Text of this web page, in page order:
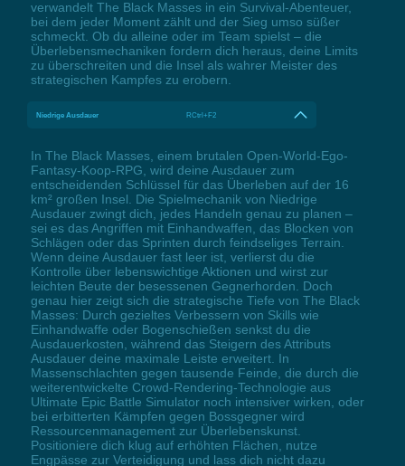
verwandelt The Black Masses in ein Survival-Abenteuer,
bei dem jeder Moment zählt und der Sieg umso süßer
schmeckt. Ob du alleine oder im Team spielst – die
Überlebensmechaniken fordern dich heraus, deine Limits
zu überschreiten und die Insel als wahrer Meister des
strategischen Kampfes zu erobern.
Niedrige Ausdauer RCtrl+F2
In The Black Masses, einem brutalen Open-World-Ego-
Fantasy-Koop-RPG, wird deine Ausdauer zum
entscheidenden Schlüssel für das Überleben auf der 16
km² großen Insel. Die Spielmechanik von Niedrige
Ausdauer zwingt dich, jedes Handeln genau zu planen –
sei es das Angriffen mit Einhandwaffen, das Blocken von
Schlägen oder das Sprinten durch feindseliges Terrain.
Wenn deine Ausdauer fast leer ist, verlierst du die
Kontrolle über lebenswichtige Aktionen und wirst zur
leichten Beute der besessenen Gegnerhorden. Doch
genau hier zeigt sich die strategische Tiefe von The Black
Masses: Durch gezieltes Verbessern von Skills wie
Einhandwaffe oder Bogenschießen senkst du die
Ausdauerkosten, während das Steigern des Attributs
Ausdauer deine maximale Leiste erweitert. In
Massenschlachten gegen tausende Feinde, die durch die
weiterentwickelte Crowd-Rendering-Technologie aus
Ultimate Epic Battle Simulator noch intensiver wirken, oder
bei erbitterten Kämpfen gegen Bossgegner wird
Ressourcenmanagement zur Überlebenskunst.
Positioniere dich klug auf erhöhten Flächen, nutze
Engpässe zur Verteidigung und lass dich nicht dazu